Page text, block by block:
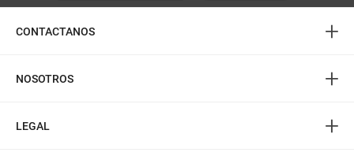
CONTACTANOS +
NOSOTROS +
LEGAL +